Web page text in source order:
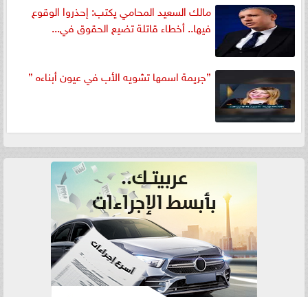
مالك السعيد المحامي يكتب: إحذروا الوقوع
فيها.. أخطاء قاتلة تضيع الحقوق في...
”جريمة اسمها تشويه الأب في عيون أبناءه ”